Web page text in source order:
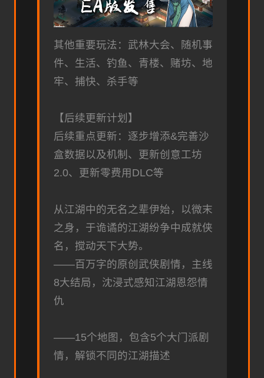
其他重要玩法：武林大会、随机事
件、生活、钓鱼、青楼、赌坊、地
牢、捕快、杀手等
【后续更新计划】
后续重点更新：逐步增添&完善沙
盒数据以及机制、更新创意工坊
2.0、更新零费用DLC等
从江湖中的无名之辈伊始，以微末
之身，于诡谲的江湖纷争中成就侠
名，搅动天下大势。
——百万字的原创武侠剧情，主线
8大结局，沈浸式感知江湖恩怨情
仇
——15个地图，包含5个大门派剧
情，解锁不同的江湖描述